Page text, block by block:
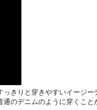
きりと穿きやすいイージ
のデニムのように穿くこと